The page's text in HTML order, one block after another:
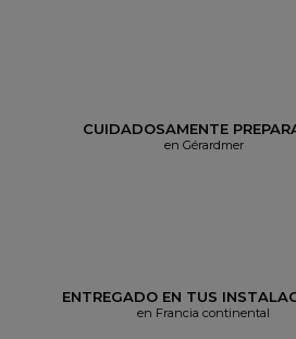
CUIDADOSAMENTE
en Gérardmer
ENTREGADO EN TUS
en Francia continental